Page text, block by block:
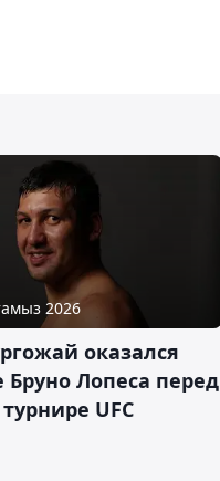
2026
оказался
Бруно Лопеса перед
UFC